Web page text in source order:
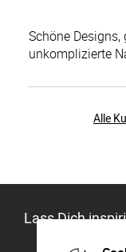
Schöne
unkomplizierte
Alle
Lass Dich